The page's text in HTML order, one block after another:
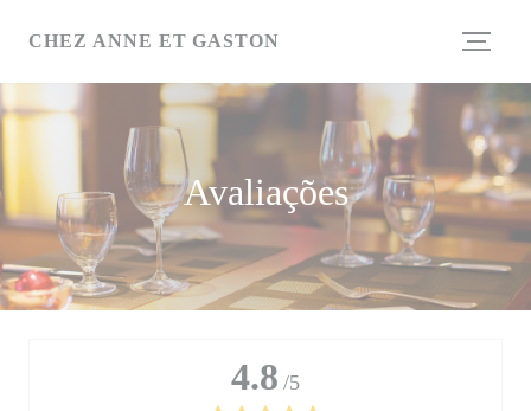
CHEZ ANNE ET GASTON
Avaliações
4.8 /5